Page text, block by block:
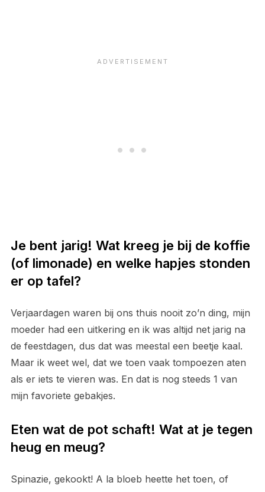
Je bent jarig! Wat kreeg je bij de koffie
(of limonade) en welke hapjes stonden
er op tafel?
Verjaardagen waren bij ons thuis nooit zo’n ding, mijn
moeder had een uitkering en ik was altijd net jarig na
de feestdagen, dus dat was meestal een beetje kaal.
Maar ik weet wel, dat we toen vaak tompoezen aten
als er iets te vieren was. En dat is nog steeds 1 van
mijn favoriete gebakjes.
Eten wat de pot schaft! Wat at je tegen
heug en meug?
Spinazie, gekookt! A la bloeb heette het toen, of